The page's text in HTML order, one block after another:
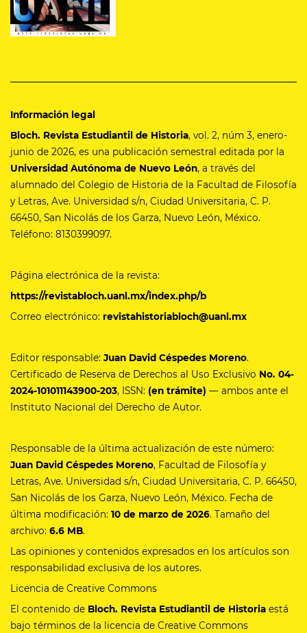
Información legal
Bloch. Revista Estudiantil de Historia, vol. 2, núm 3, enero-
junio de 2026, es una publicación semestral editada por la
Universidad Autónoma de Nuevo León, a través del
alumnado del Colegio de Historia de la Facultad de Filosofía
y Letras, Ave. Universidad s/n, Ciudad Universitaria, C. P.
66450, San Nicolás de los Garza, Nuevo León, México.
Teléfono: 8130399097.
Página electrónica de la revista:
https://revistabloch.uanl.mx/index.php/b
Correo electrónico: revistahistoriabloch@uanl.mx
Editor responsable: Juan David Céspedes Moreno.
Certificado de Reserva de Derechos al Uso Exclusivo No. 04-
2024-101011143900-203, ISSN: (en trámite) — ambos ante el
Instituto Nacional del Derecho de Autor.
Responsable de la última actualización de este número:
Juan David Céspedes Moreno, Facultad de Filosofía y
Letras, Ave. Universidad s/n, Ciudad Universitaria, C. P. 66450,
San Nicolás de los Garza, Nuevo León, México. Fecha de
última modificación: 10 de marzo de 2026. Tamaño del
archivo: 6.6 MB.
Las opiniones y contenidos expresados en los artículos son
responsabilidad exclusiva de los autores.
Licencia de Creative Commons
El contenido de Bloch. Revista Estudiantil de Historia está
bajo términos de la licencia de Creative Commons